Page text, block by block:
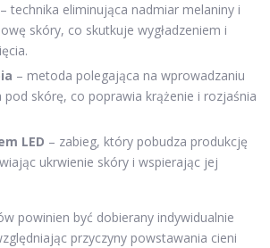
– technika eliminująca nadmiar melaniny i
skóry, co skutkuje wygładzeniem i
– metoda polegająca na wprowadzaniu
pod skórę, co poprawia krążenie i rozjaśnia
LED – zabieg, który pobudza produkcję
ukrwienie skóry i wspierając jej
powinien być dobierany indywidualnie
przyczyny powstawania cieni